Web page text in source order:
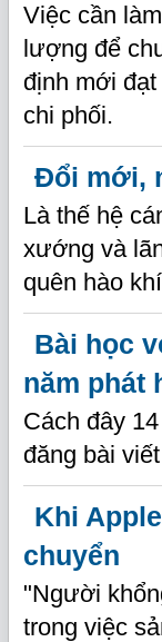
Việc cần
lượng để
định mới
chi phối.
Đổi mới,
Là thế hệ
xướng và
quên hào
Bài học
năm phát
Cách đây
đăng bài
Khi
chuyển
"Người
trong việc